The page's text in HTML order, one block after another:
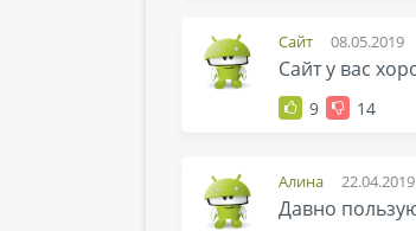
Сайт 08.05.2019
Сайт у вас
9 14
Алина 22.04.2019
Давно